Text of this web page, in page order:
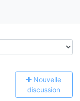
Nouvelle
discussion